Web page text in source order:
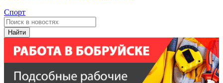
Спорт
Найти